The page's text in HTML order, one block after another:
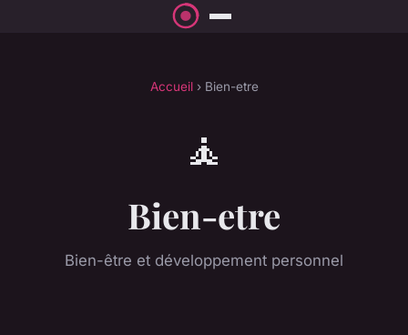
Accueil› Bien-etre
🧘
Bien-etre
Bien-être et développement personnel